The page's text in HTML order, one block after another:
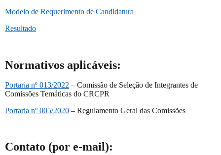
Modelo de Requerimento de Candidatura
Resultado
Normativos aplicáveis:
Portaria nº 013/2022 – Comissão de Seleção de Integrantes de
Comissões Temáticas do CRCPR
Portaria nº 005/2020 – Regulamento Geral das Comissões
Contato (por e-mail):